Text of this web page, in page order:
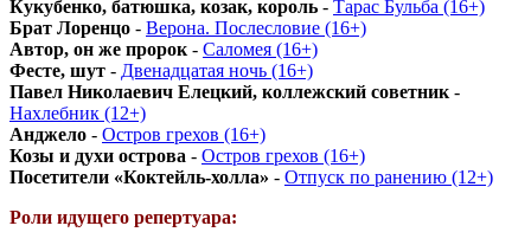
Кукубенко, батюшка, козак, король - Тарас Бульба (16+)
Брат Лоренцо - Верона. Послесловие (16+)
Автор, он же пророк - Саломея (16+)
Фесте, шут - Двенадцатая ночь (16+)
Павел Николаевич Елецкий, коллежский советник -
Нахлебник (12+)
Анджело - Остров грехов (16+)
Козы и духи острова - Остров грехов (16+)
Посетители «Коктейль-холла» - Отпуск по ранению (12+)
Роли идущего репертуара: